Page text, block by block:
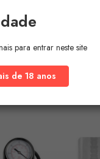
para entrar neste site
de 18 anos